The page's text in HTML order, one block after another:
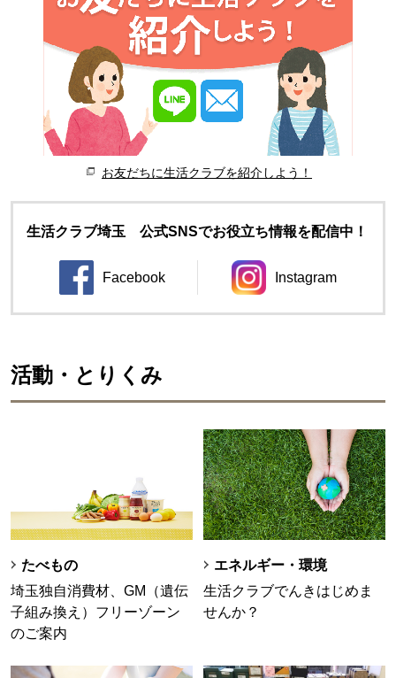
お友だちに生活クラブを紹介しよう！
生活クラブ埼玉 公式SNSでお役立ち情報を配信中！
Facebook
別のウィンドウで開きます。
Instagram
別のウィンドウ
活動・とりくみ
たべもの
埼玉独自消費材、GM（遺伝
子組み換え）フリーゾーン
のご案内
エネルギー・環境
生活クラブでんきはじめま
せんか？